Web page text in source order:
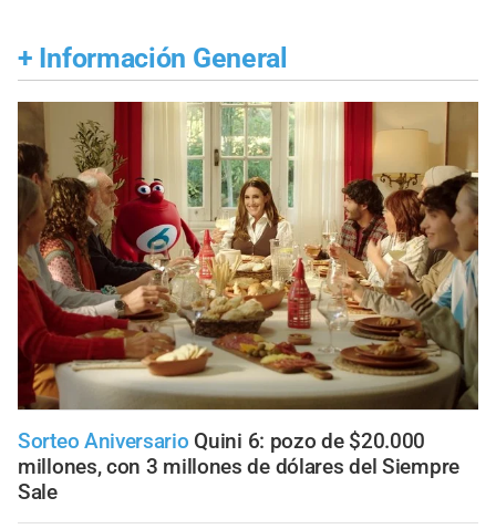
+ Información General
Sorteo Aniversario Quini 6: pozo de $20.000
millones, con 3 millones de dólares del Siempre
Sale